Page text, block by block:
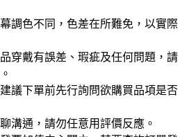
調色不同，色差在所難免，以實際
穿戴有誤差、瑕疵及任何問題，請
議下單前先行詢問欲購買品項是否
溝通，請勿任意用評價反應。